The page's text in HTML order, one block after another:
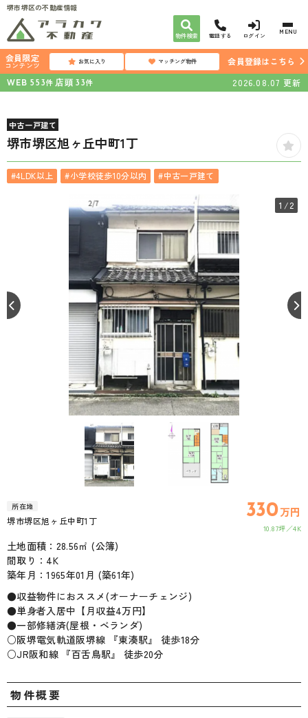
堺市堺区の不動産情報
物件検索 電話する ログイン MENU
会員限定
コンテンツ お気に入り マッチング物件
会員登録はこちら
WEB 553件 店頭 33件 2026.08.07 更新
中古一戸建て
堺市堺区旭ヶ丘中町1丁
#4LDK以上 #小学校徒歩10分以内 #中古一戸建て
1 /2
所在地
堺市堺区旭ヶ丘中町1丁 330万円
10.87坪 4K
土地面積：28.56㎡ (公簿)
間取り：4K
築年月：1965年01月 (築61年)
●収益物件におススメ(オーナーチェンジ)
●単身者入居中【月収益4万円】
●一部修繕済(屋根・ベランダ)
○阪堺電気軌道阪堺線 『東湊駅』 徒歩18分
○JR阪和線 『百舌鳥駅』 徒歩20分
物件概要